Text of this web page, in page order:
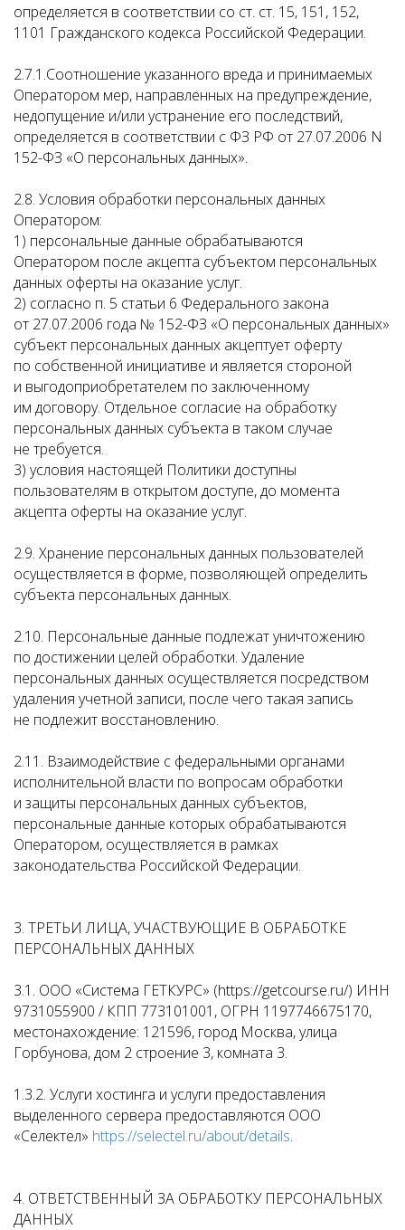
определяется в соответствии со ст. ст. 15, 151, 152,
1101 Гражданского кодекса Российской Федерации.
2.7.1.Соотношение указанного вреда и принимаемых
Оператором мер, направленных на предупреждение,
недопущение и/или устранение его последствий,
определяется в соответствии с ФЗ РФ от 27.07.2006 N
152-ФЗ «О персональных данных».
2.8. Условия обработки персональных данных
Оператором:
1) персональные данные обрабатываются
Оператором после акцепта субъектом персональных
данных оферты на оказание услуг.
2) согласно п. 5 статьи 6 Федерального закона
от 27.07.2006 года № 152-ФЗ «О персональных данных»
субъект персональных данных акцептует оферту
по собственной инициативе и является стороной
и выгодоприобретателем по заключенному
им договору. Отдельное согласие на обработку
персональных данных субъекта в таком случае
не требуется.
3) условия настоящей Политики доступны
пользователям в открытом доступе, до момента
акцепта оферты на оказание услуг.
2.9. Хранение персональных данных пользователей
осуществляется в форме, позволяющей определить
субъекта персональных данных.
2.10. Персональные данные подлежат уничтожению
по достижении целей обработки. Удаление
персональных данных осуществляется посредством
удаления учетной записи, после чего такая запись
не подлежит восстановлению.
2.11. Взаимодействие с федеральными органами
исполнительной власти по вопросам обработки
и защиты персональных данных субъектов,
персональные данные которых обрабатываются
Оператором, осуществляется в рамках
законодательства Российской Федерации.
3. ТРЕТЬИ ЛИЦА, УЧАСТВУЮЩИЕ В ОБРАБОТКЕ
ПЕРСОНАЛЬНЫХ ДАННЫХ
3.1. ООО «Система ГЕТКУРС» (https://getcourse.ru/) ИНН
9731055900 / КПП 773101001, ОГРН 1197746675170,
местонахождение: 121596, город Москва, улица
Горбунова, дом 2 строение 3, комната 3.
1.3.2. Услуги хостинга и услуги предоставления
выделенного сервера предоставляются ООО
«Селектел» https://selectel.ru/about/details.
4. ОТВЕТСТВЕННЫЙ ЗА ОБРАБОТКУ ПЕРСОНАЛЬНЫХ
ДАННЫХ